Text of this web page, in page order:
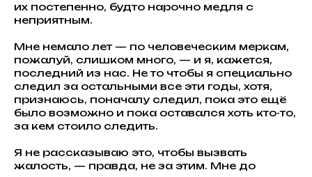
их постепенно, будто нарочно медля с
неприятным.
Мне немало лет — по человеческим меркам,
пожалуй, слишком много, — и я, кажется,
последний из нас. Не то чтобы я специально
следил за остальными все эти годы, хотя,
признаюсь, поначалу следил, пока это ещё
было возможно и пока оставался хоть кто-то,
за кем стоило следить.
Я не рассказываю это, чтобы вызвать
жалость, — правда, не за этим. Мне до